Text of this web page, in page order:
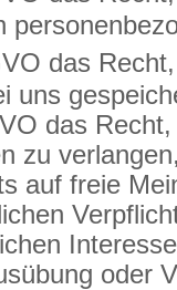
das
uns
das
zu
auf freie
oder